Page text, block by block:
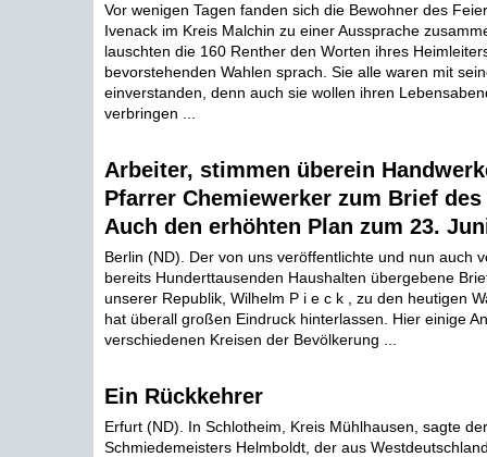
Vor wenigen Tagen fanden sich die Bewohner des
Ivenack im Kreis Malchin zu einer Aussprache
lauschten die 160 Renther den Worten ihres
bevorstehenden Wahlen sprach. Sie alle waren mit
einverstanden, denn auch sie wollen ihren
verbringen ...
Arbeiter, stimmen überein
Pfarrer Chemiewerker zum Brief
Auch den erhöhten Plan zum 23.
Berlin (ND). Der von uns veröffentlichte und nun auch
bereits Hunderttausenden Haushalten übergebene
unserer Republik, Wilhelm P i e c k , zu den heutigen
hat überall großen Eindruck hinterlassen. Hier einige
verschiedenen Kreisen der Bevölkerung ...
Ein Rückkehrer
Erfurt (ND). In Schlotheim, Kreis Mühlhausen, sagte
Schmiedemeisters Helmboldt, der aus